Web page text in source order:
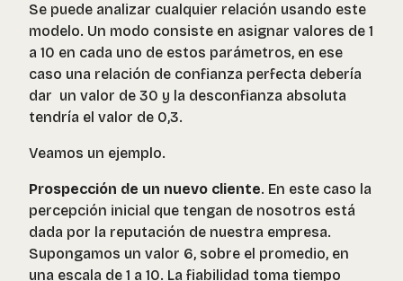
Se puede analizar cualquier relación usando este
modelo. Un modo consiste en asignar valores de 1
a 10 en cada uno de estos parámetros, en ese
caso una relación de confianza perfecta debería
dar un valor de 30 y la desconfianza absoluta
tendría el valor de 0,3.
Veamos un ejemplo.
Prospección de un nuevo cliente. En este caso la
percepción inicial que tengan de nosotros está
dada por la reputación de nuestra empresa.
Supongamos un valor 6, sobre el promedio, en
una escala de 1 a 10. La fiabilidad toma tiempo